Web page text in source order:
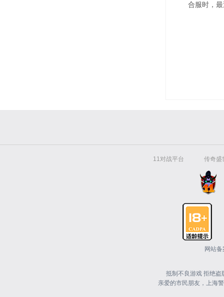
合服时，
11对战平台 传奇盛
网站备
抵制不良游戏 拒绝盗
亲爱的市民朋友，上海